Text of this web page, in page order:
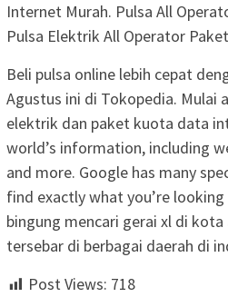
Internet Murah. Pulsa All
Pulsa Elektrik All Operator
Beli pulsa online lebih cepat
Agustus ini di Tokopedia. Mulai
elektrik dan paket kuota data
world’s information, including
and more. Google has many
find exactly what you’re looking
bingung mencari gerai xl di kota
tersebar di berbagai daerah di
Post Views: 718